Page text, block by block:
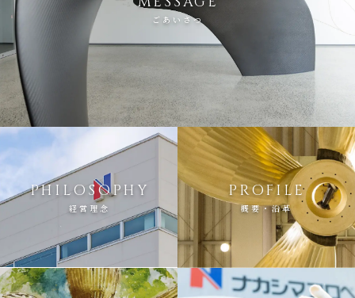
ごあいさつ
PHILOSOPHY
経営理念
PROFILE
概要・沿革